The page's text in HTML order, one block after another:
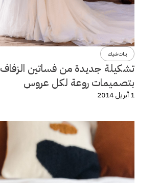
بنات شيك
تشكيلة جديدة من فساتين الزفاف
بتصميمات روعة لكل عروس
1 أبريل 2014